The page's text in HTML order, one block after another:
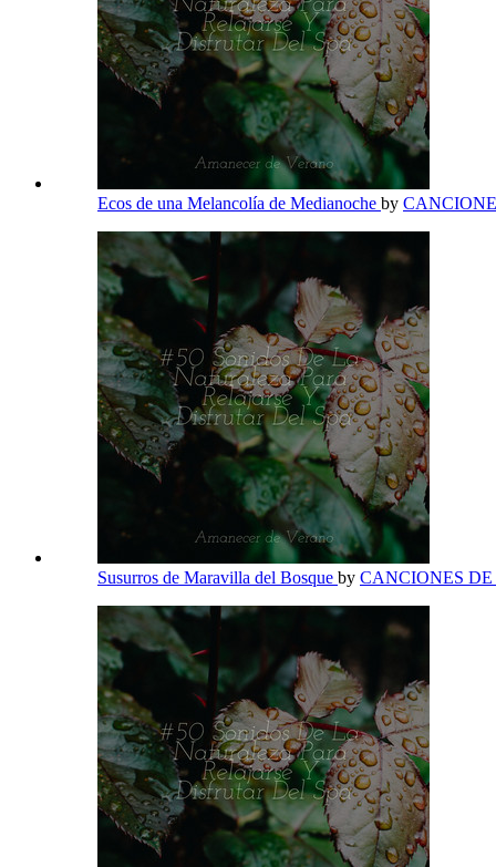
Ecos de una Melancolía de Medianoche by
Susurros de Maravilla del Bosque by CANCIONES